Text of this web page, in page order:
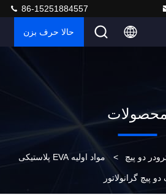
86-15251884557
حالا حرف بزن
دو پیچ > مواد اولیه EVA پلاستیکی
پیچ گرانولاتور